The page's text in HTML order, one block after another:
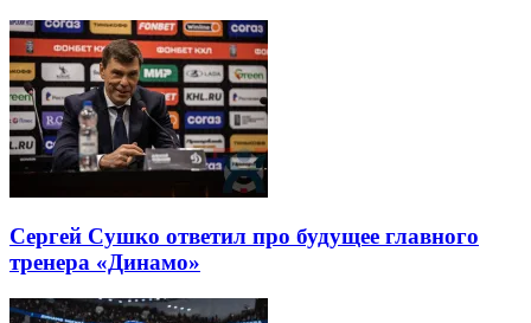
Сергей Сушко ответил про будущее главного
тренера «Динамо»